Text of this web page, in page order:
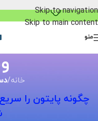
خرید قسطی با
Skip to navigation
Skip to main content
منو
خانه/
چگونه پایتون را